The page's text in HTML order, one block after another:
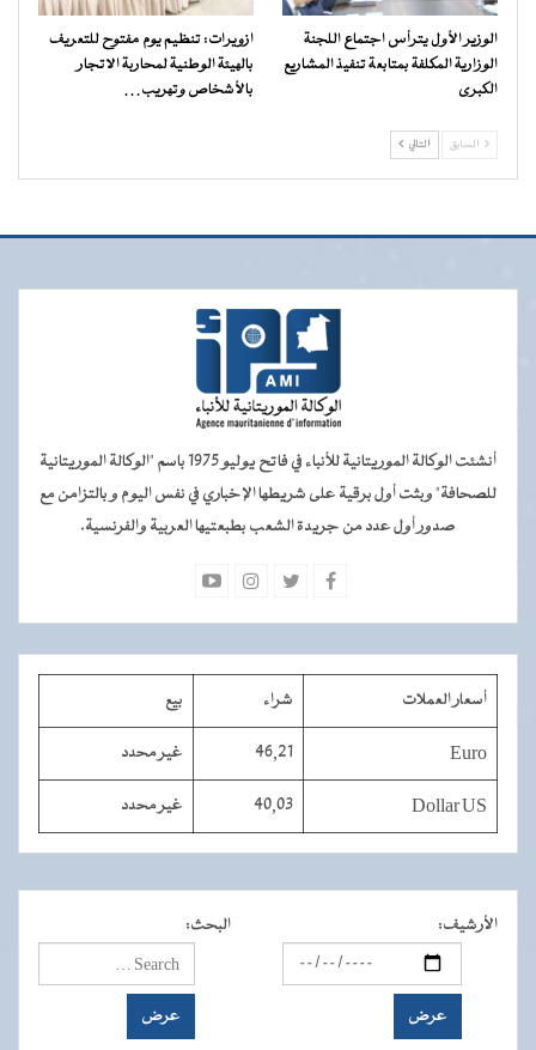
الوزير الأول يترأس اجتماع اللجنة
الوزارية المكلفة بمتابعة تنفيذ المشاريع
الكبرى
ازويرات: تنظيم يوم مفتوح للتعريف
بالهيئة الوطنية لمحاربة الاتجار
بالأشخاص وتهريب…
السابق التالي
أنشئت الوكالة الموريتانية للأنباء في فاتح يوليو 1975 باسم "الوكالة الموريتانية
للصحافة" وبثت أول برقية على شريطها الإخباري في نفس اليوم و بالتزامن مع
صدور أول عدد من جريدة الشعب بطبعتيها العربية والفرنسية.
أسعار العملات شراء بيع
Euro
46,21 غير محدد
Dollar US
40,03 غير محدد
الأرشيف: البحث: